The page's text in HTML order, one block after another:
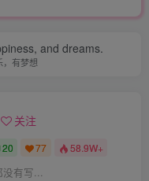
and dreams.
，有梦想
关注
20 77 58.9W+
有写...